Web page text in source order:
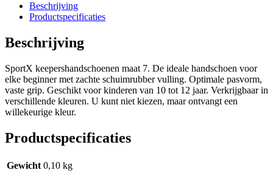
Beschrijving
Productspecificaties
Beschrijving
SportX keepershandschoenen maat 7. De ideale handschoen voor
elke beginner met zachte schuimrubber vulling. Optimale pasvorm,
vaste grip. Geschikt voor kinderen van 10 tot 12 jaar. Verkrijgbaar in
verschillende kleuren. U kunt niet kiezen, maar ontvangt een
willekeurige kleur.
Productspecificaties
Gewicht 0,10 kg